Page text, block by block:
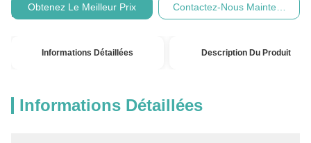
Paiement:
Obtenez Le Meilleur Prix Contactez-Nous Maintenant
Informations Détaillées Description Du Produit
Informations Détaillées